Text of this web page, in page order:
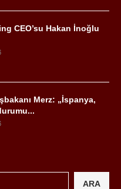
CEO’su Hakan İnoğlu
Merz: „İspanya,
ARA